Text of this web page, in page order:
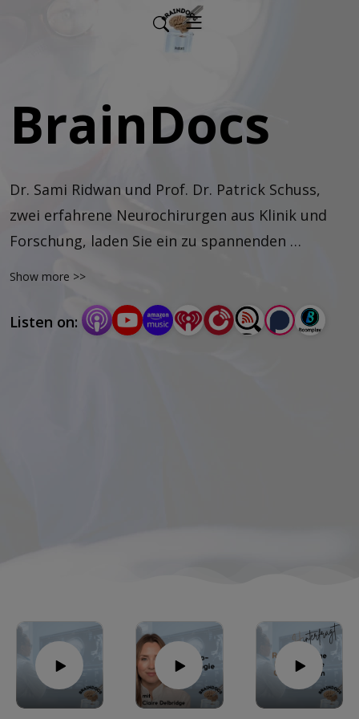
BrainDocs
Dr. Sami Ridwan und Prof. Dr. Patrick Schuss,
zwei erfahrene Neurochirurgen aus Klinik und
Forschung, laden Sie ein zu spannenden
sprechen wir mit Expert*innen und
Stand.
Show more >>
Listen on: